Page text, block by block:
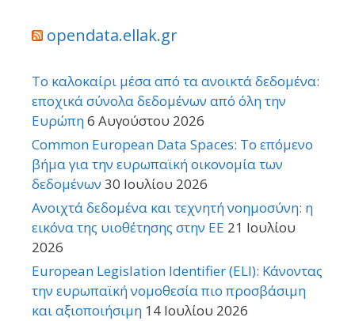
opendata.ellak.gr
Το καλοκαίρι μέσα από τα ανοικτά δεδομένα:
εποχικά σύνολα δεδομένων από όλη την
Ευρώπη6 Αυγούστου 2026
Common European Data Spaces: Το επόμενο
βήμα για την ευρωπαϊκή οικονομία των
δεδομένων 30 Ιουλίου 2026
Ανοιχτά δεδομένα και τεχνητή νοημοσύνη: η
εικόνα της υιοθέτησης στην ΕΕ 21 Ιουλίου
2026
European Legislation Identifier (ELI): Κάνοντας
την ευρωπαϊκή νομοθεσία πιο προσβάσιμη
και αξιοποιήσιμη 14 Ιουλίου 2026